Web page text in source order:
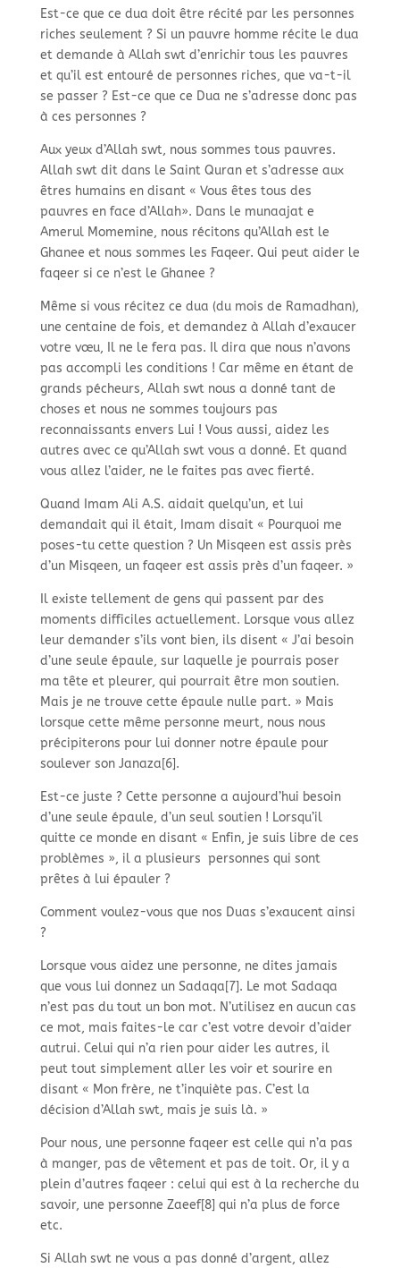
Est-ce que ce dua doit être récité par les personnes
riches seulement ? Si un pauvre homme récite le dua
et demande à Allah swt d’enrichir tous les pauvres
et qu’il est entouré de personnes riches, que va-t-il
se passer ? Est-ce que ce Dua ne s’adresse donc pas
à ces personnes ?
Aux yeux d’Allah swt, nous sommes tous pauvres.
Allah swt dit dans le Saint Quran et s’adresse aux
êtres humains en disant « Vous êtes tous des
pauvres en face d’Allah». Dans le munaajat e
Amerul Momemine, nous récitons qu’Allah est le
Ghanee et nous sommes les Faqeer. Qui peut aider le
faqeer si ce n’est le Ghanee ?
Même si vous récitez ce dua (du mois de Ramadhan),
une centaine de fois, et demandez à Allah d’exaucer
votre vœu, Il ne le fera pas. Il dira que nous n’avons
pas accompli les conditions ! Car même en étant de
grands pécheurs, Allah swt nous a donné tant de
choses et nous ne sommes toujours pas
reconnaissants envers Lui ! Vous aussi, aidez les
autres avec ce qu’Allah swt vous a donné. Et quand
vous allez l’aider, ne le faites pas avec fierté.
Quand Imam Ali A.S. aidait quelqu’un, et lui
demandait qui il était, Imam disait « Pourquoi me
poses-tu cette question ? Un Misqeen est assis près
d’un Misqeen, un faqeer est assis près d’un faqeer. »
Il existe tellement de gens qui passent par des
moments difficiles actuellement. Lorsque vous allez
leur demander s’ils vont bien, ils disent « J’ai besoin
d’une seule épaule, sur laquelle je pourrais poser
ma tête et pleurer, qui pourrait être mon soutien.
Mais je ne trouve cette épaule nulle part. » Mais
lorsque cette même personne meurt, nous nous
précipiterons pour lui donner notre épaule pour
soulever son Janaza[6].
Est-ce juste ? Cette personne a aujourd’hui besoin
d’une seule épaule, d’un seul soutien ! Lorsqu’il
quitte ce monde en disant « Enfin, je suis libre de ces
problèmes », il a plusieurs personnes qui sont
prêtes à lui épauler ?
Comment voulez-vous que nos Duas s’exaucent ainsi
?
Lorsque vous aidez une personne, ne dites jamais
que vous lui donnez un Sadaqa[7]. Le mot Sadaqa
n’est pas du tout un bon mot. N’utilisez en aucun cas
ce mot, mais faites-le car c’est votre devoir d’aider
autrui. Celui qui n’a rien pour aider les autres, il
peut tout simplement aller les voir et sourire en
disant « Mon frère, ne t’inquiète pas. C’est la
décision d’Allah swt, mais je suis là. »
Pour nous, une personne faqeer est celle qui n’a pas
à manger, pas de vêtement et pas de toit. Or, il y a
plein d’autres faqeer : celui qui est à la recherche du
savoir, une personne Zaeef[8] qui n’a plus de force
etc.
Si Allah swt ne vous a pas donné d’argent, allez